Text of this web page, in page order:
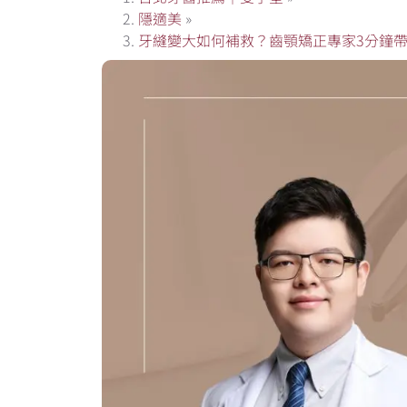
隱適美 »
牙縫變大如何補救？齒顎矯正專家3分鐘